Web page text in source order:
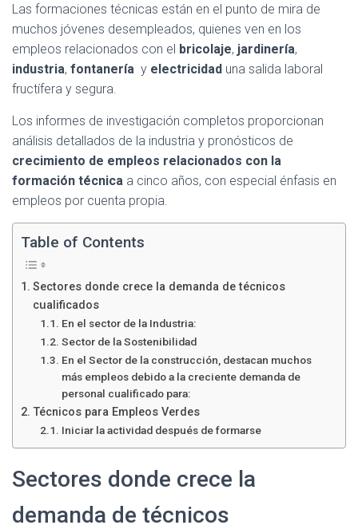
Las formaciones técnicas están en el punto de mira de
muchos jóvenes desempleados, quienes ven en los
empleos relacionados con el bricolaje, jardinería,
industria, fontanería y electricidad una salida laboral
fructífera y segura.
Los informes de investigación completos proporcionan
análisis detallados de la industria y pronósticos de
crecimiento de empleos relacionados con la
formación técnica a cinco años, con especial énfasis en
empleos por cuenta propia.
Table of Contents
Sectores donde crece la demanda de técnicos
cualificados
En el sector de la Industria:
Sector de la Sostenibilidad
En el Sector de la construcción, destacan muchos
más empleos debido a la creciente demanda de
personal cualificado para:
Técnicos para Empleos Verdes
Iniciar la actividad después de formarse
Sectores donde crece la
demanda de técnicos